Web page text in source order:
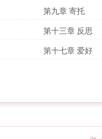
第九章 寄托
第十三章 反思
第十七章 爱好